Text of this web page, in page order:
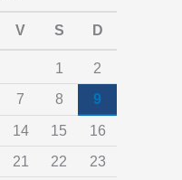
V S D
1
2
7 8 9
14 15
16
21 22
23